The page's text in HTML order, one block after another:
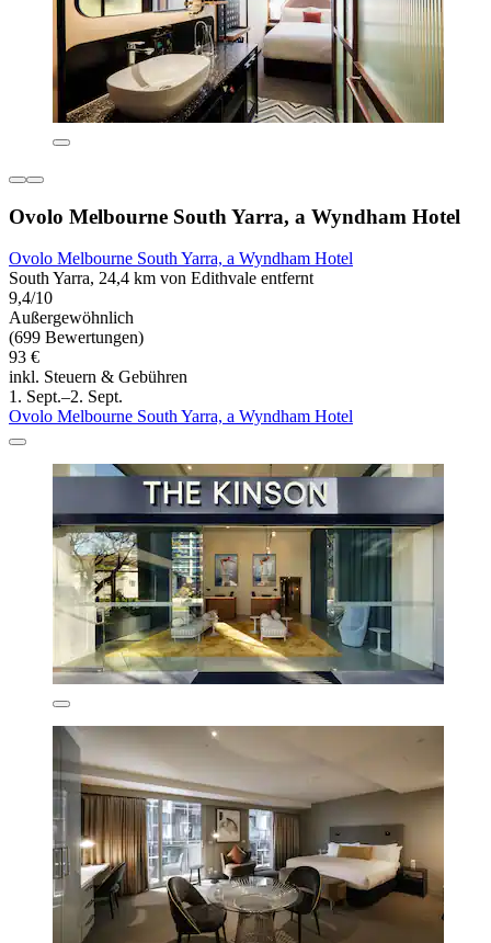
Ovolo Melbourne South Yarra, a Wyndham Hotel
Ovolo Melbourne South Yarra, a Wyndham Hotel
South Yarra, 24,4 km von Edithvale entfernt
9,4/10
Außergewöhnlich
(699 Bewertungen)
93 €
inkl. Steuern & Gebühren
1. Sept.–2. Sept.
Ovolo Melbourne South Yarra, a Wyndham Hotel